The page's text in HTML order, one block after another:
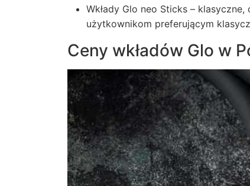
Wkłady Glo neo Sticks –
użytkownikom preferującym
Ceny wkładów Glo w